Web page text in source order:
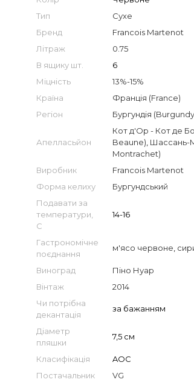
Тип
Сухе
Бренд
Francois Martenot
Літраж
0.75
В ящику шт.
6
Міцність
13%-15%
Країна
Франція (France)
Регіон
Бургундія
Апелласьйон
Кот д'Ор - Кот де
Beaune) Шассань-
Montrachet)
Виробник
Francois Martenot
Форма келиху
Бургундський
Подавати за
температури,
С
14-16
Гастрономічне
поєднання
м'ясо червоне
Виноград
Піно Нуар
Вінтаж
2014
Чи потрібна
декантація
за бажанням
Діаметр
пляшки
7,5 см
Класифікація
AOC
Постачальник
VG